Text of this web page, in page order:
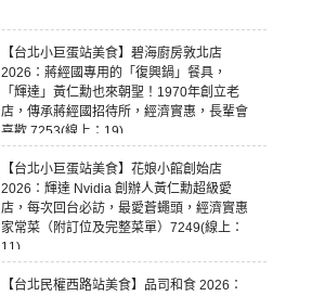
【台北小巨蛋站美食】碧海廚房敦北店
2026：蔣經國專用的「復興鍋」餐具，
「輝達」黃仁勳也來朝聖！1970年創立老
店，傳承蔣經國招待所，經濟實惠，長輩會
喜歡 7253(線上：19)
【台北小巨蛋站美食】花娘小館創始店
2026：輝達 Nvidia 創辦人黃仁勳超級愛
店，每次回台必訪，最愛蒼蠅頭，經濟實惠
家常菜（附訂位及完整菜單）7249(線上：
11)
【台北民權西路站美食】品司和食 2026：